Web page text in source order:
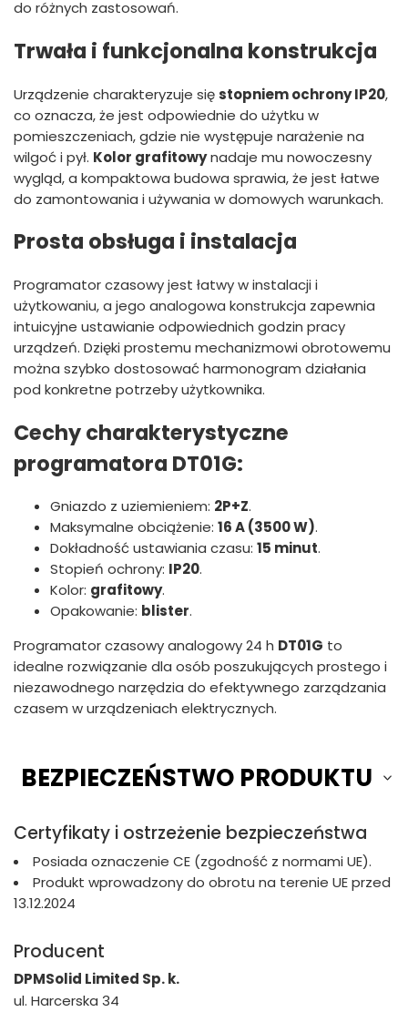
do różnych zastosowań.
Trwała i funkcjonalna konstrukcja
Urządzenie charakteryzuje sięstopniem ochrony IP20,
co oznacza, że jest odpowiednie do użytku w
pomieszczeniach, gdzie nie występuje narażenie na
wilgoć i pył. Kolor grafitowynadaje mu nowoczesny
wygląd, a kompaktowa budowa sprawia, że jest łatwe
do zamontowania i używania w domowych warunkach.
Prosta obsługa i instalacja
Programator czasowy jest łatwy w instalacji i
użytkowaniu, a jego analogowa konstrukcja zapewnia
intuicyjne ustawianie odpowiednich godzin pracy
urządzeń. Dzięki prostemu mechanizmowi obrotowemu
można szybko dostosować harmonogram działania
pod konkretne potrzeby użytkownika.
Cechy charakterystyczne
programatora DT01G:
Gniazdo z uziemieniem: 2P+Z.
Maksymalne obciążenie: 16 A (3500 W).
Dokładność ustawiania czasu: 15 minut.
Stopień ochrony: IP20.
Kolor: grafitowy.
Opakowanie: blister.
Programator czasowy analogowy 24 h DT01G to
idealne rozwiązanie dla osób poszukujących prostego i
niezawodnego narzędzia do efektywnego zarządzania
czasem w urządzeniach elektrycznych.
BEZPIECZEŃSTWO PRODUKTU
Certyfikaty i ostrzeżenie bezpieczeństwa
Posiada oznaczenie CE (zgodność z normami UE).
Produkt wprowadzony do obrotu na terenie UE przed
13.12.2024
Producent
DPMSolid Limited Sp. k.
ul. Harcerska 34